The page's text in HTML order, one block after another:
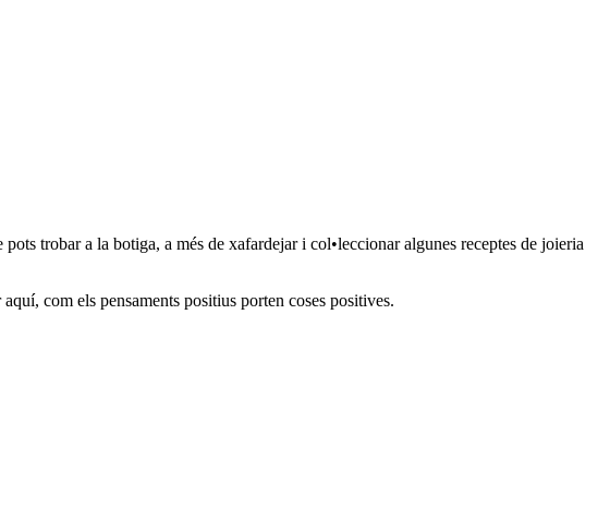
trobar a la botiga, a més de xafardejar i col•leccionar algunes receptes de joieria
com els pensaments positius porten coses positives.